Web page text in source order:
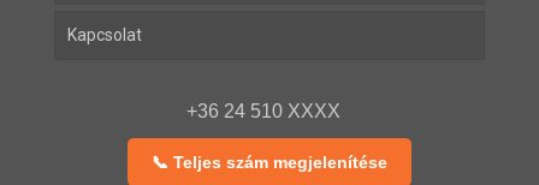
Kapcsolat
+36 24 510 XXXX
📞 Teljes szám megjelenítése